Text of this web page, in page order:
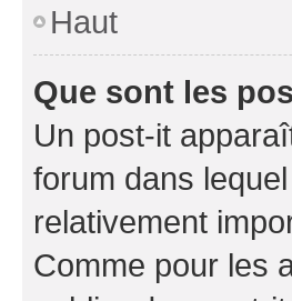
Haut
Que sont les
Un post-it
forum dans
relativement
Comme pour les